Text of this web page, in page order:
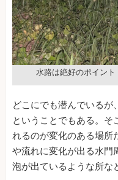
水路は絶好のポイント
どこにでも潜んでいるが
ということでもある。そ
れるのが変化のある場所
や流れに変化が出る水門
泡が出ているような所な